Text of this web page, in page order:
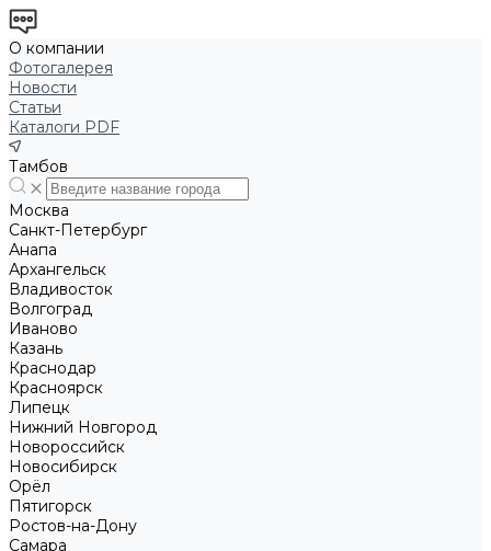
О компании
Фотогалерея
Новости
Статьи
Каталоги PDF
Тамбов
Москва
Санкт-Петербург
Анапа
Архангельск
Владивосток
Волгоград
Иваново
Казань
Краснодар
Красноярск
Липецк
Нижний Новгород
Новороссийск
Новосибирск
Орёл
Пятигорск
Ростов-на-Дону
Самара